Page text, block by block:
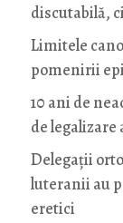
discutabilă,
Limitele
pomenirii
10 ani de
de
Delegații
luteranii au
eretici